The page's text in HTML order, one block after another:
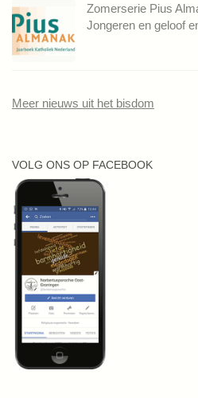
Zomerserie Pius
Jongeren en geloof
Meer nieuws uit het bisdom
VOLG ONS OP FACEBOOK